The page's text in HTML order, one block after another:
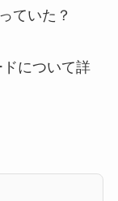
ていた？
について詳